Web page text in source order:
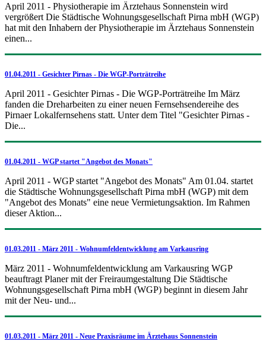
April 2011 - Physiotherapie im Ärztehaus Sonnenstein wird
vergrößert Die Städtische Wohnungsgesellschaft Pirna mbH (WGP)
hat mit den Inhabern der Physiotherapie im Ärztehaus Sonnenstein
einen...
01.04.2011 - Gesichter Pirnas - Die WGP-Porträtreihe
April 2011 - Gesichter Pirnas - Die WGP-Porträtreihe Im März
fanden die Dreharbeiten zu einer neuen Fernsehsendereihe des
Pirnaer Lokalfernsehens statt. Unter dem Titel "Gesichter Pirnas -
Die...
01.04.2011 - WGP startet "Angebot des Monats"
April 2011 - WGP startet "Angebot des Monats" Am 01.04. startet
die Städtische Wohnungsgesellschaft Pirna mbH (WGP) mit dem
"Angebot des Monats" eine neue Vermietungsaktion. Im Rahmen
dieser Aktion...
01.03.2011 - März 2011 - Wohnumfeldentwicklung am Varkausring
März 2011 - Wohnumfeldentwicklung am Varkausring WGP
beauftragt Planer mit der Freiraumgestaltung Die Städtische
Wohnungsgesellschaft Pirna mbH (WGP) beginnt in diesem Jahr
mit der Neu- und...
01.03.2011 - März 2011 - Neue Praxisräume im Ärztehaus Sonnenstein